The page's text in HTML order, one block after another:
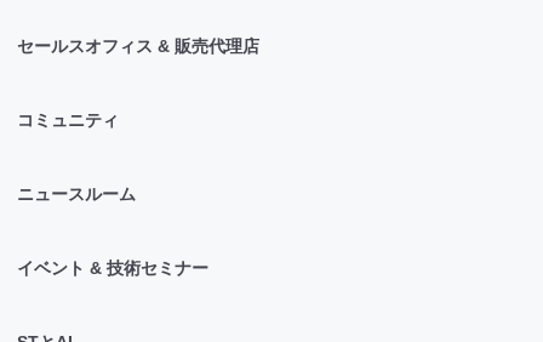
セールスオフィス & 販売代理店
コミュニティ
ニュースルーム
イベント & 技術セミナー